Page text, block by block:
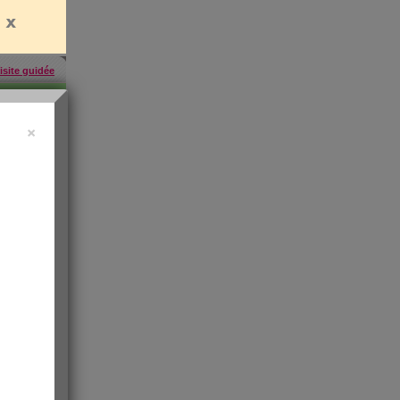
guidée
inscrites
infos
×